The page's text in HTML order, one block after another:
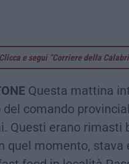
Clicca e segui “Corriere della
Questa mattina
del comando
Questi erano rimasti
quel momento, stava